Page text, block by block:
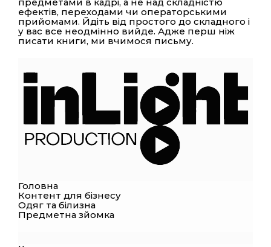
ефектів, переходами чи операторськими
прийомами. Йдіть від простого до складного і
у вас все неодмінно вийде. Адже перш ніж
писати книги, ми вчимося письму.
Головна
Контент для бізнесу
Одяг та білизна
Предметна зйомка